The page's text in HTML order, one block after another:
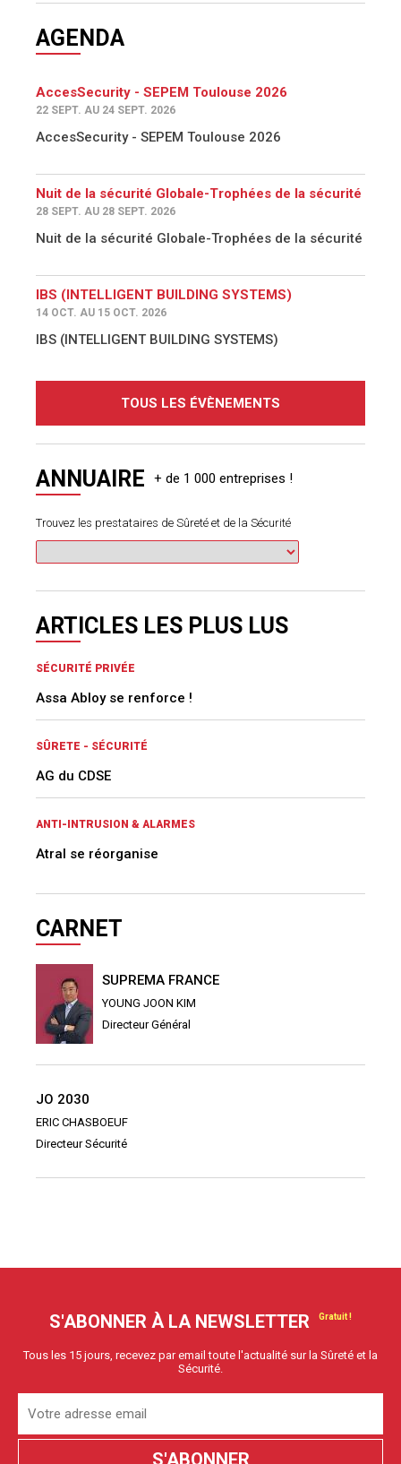
AGENDA
AccesSecurity - SEPEM Toulouse 2026
22 SEPT. AU 24 SEPT. 2026
AccesSecurity - SEPEM Toulouse 2026
Nuit de la sécurité Globale-Trophées de la sécurité
28 SEPT. AU 28 SEPT. 2026
Nuit de la sécurité Globale-Trophées de la sécurité
IBS (INTELLIGENT BUILDING SYSTEMS)
14 OCT. AU 15 OCT. 2026
IBS (INTELLIGENT BUILDING SYSTEMS)
TOUS LES ÉVÈNEMENTS
ANNUAIRE
Trouvez les prestataires de Sûreté et de la Sécurité
ARTICLES LES PLUS LUS
SÉCURITÉ PRIVÉE
Assa Abloy se renforce !
SÛRETE - SÉCURITÉ
AG du CDSE
ANTI-INTRUSION & ALARMES
Atral se réorganise
CARNET
SUPREMA FRANCE
YOUNG JOON KIM
Directeur Général
JO 2030
ERIC CHASBOEUF
Directeur Sécurité
S'ABONNER À LA NEWSLETTER
Tous les 15 jours, recevez par email toute l'actualité sur la Sûreté et la
Sécurité.